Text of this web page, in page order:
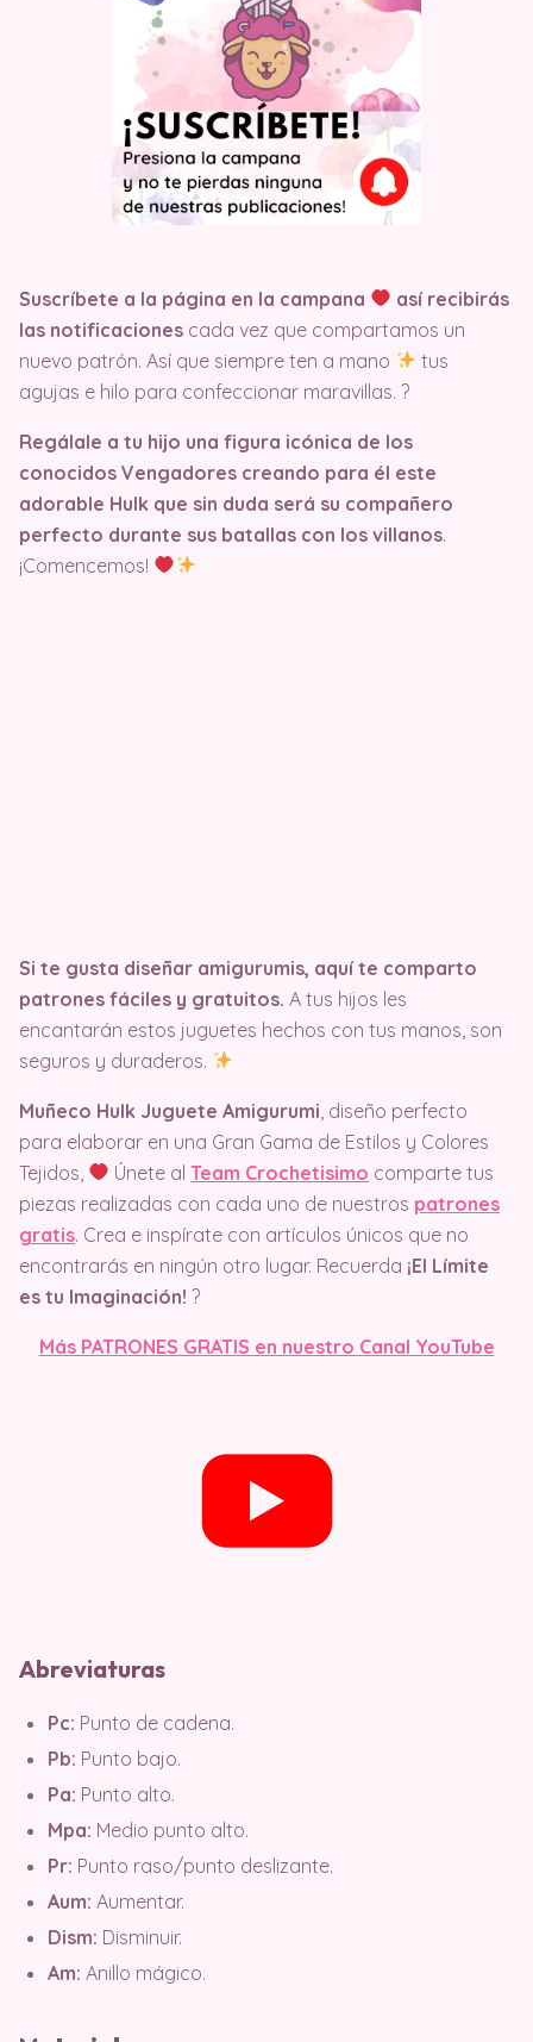
Suscríbete a la página en la campana
así recibirás
las notificaciones cada vez que compartamos un
nuevo patrón. Así que siempre ten a mano
tus
agujas e hilo para confeccionar maravillas. ?
Regálale a tu hijo una figura icónica de los
conocidos Vengadores creando para él este
adorable Hulk que sin duda será su compañero
perfecto durante sus batallas con los villanos.
¡Comencemos!
Si te gusta diseñar amigurumis, aquí te comparto
patrones fáciles y gratuitos. A tus hijos les
encantarán estos juguetes hechos con tus manos, son
seguros y duraderos.
Muñeco Hulk Juguete Amigurumi , diseño perfecto
para elaborar en una Gran Gama de Estilos y Colores
Tejidos,
Únete alTeam Crochetisimo comparte tus
piezas realizadas con cada uno de nuestros patrones
gratis. Crea e inspírate con artículos únicos que no
encontrarás en ningún otro lugar. Recuerda ¡El Límite
es tu Imaginación! ?
Más PATRONES GRATIS en nuestro Canal YouTube
Abreviaturas
Pc: Punto de cadena.
Pb: Punto bajo.
Pa: Punto alto.
Mpa: Medio punto alto.
Pr: Punto raso/punto deslizante.
Aum: Aumentar.
Dism: Disminuir.
Am: Anillo mágico.